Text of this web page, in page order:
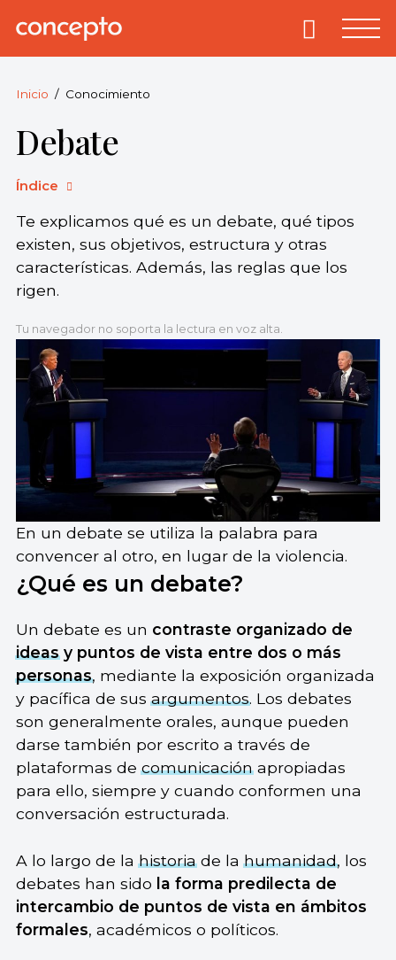
Concepto.
derechos
reservados.
Primary
Inicio Conocimiento
Debate
Índice
Te explicamos qué es un debate, qué tipos
existen, sus objetivos, estructura y otras
características. Además, las reglas que los
rigen.
Tu navegador no soporta la lectura en voz alta.
En un debate se utiliza la palabra para
convencer al otro, en lugar de la violencia.
¿Qué es un debate?
Un debate es un contraste organizado de
ideasy puntos de vista entre dos o más
personas, mediante la exposición organizada
y pacífica de susargumentos. Los debates
son generalmente orales, aunque pueden
darse también por escrito a través de
plataformas decomunicaciónapropiadas
para ello, siempre y cuando conformen una
conversación estructurada.
A lo largo de lahistoriade lahumanidad, los
debates han sido la forma predilecta de
intercambio de puntos de vista en ámbitos
formales, académicos o políticos.